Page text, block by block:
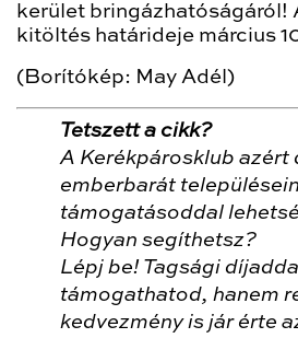
kerület bringázhatóságáról!
kitöltés határideje március
(Borítókép: May Adél)
Tetszett a cikk?
A Kerékpárosklub
emberbarát
támogatásoddal
Hogyan segíthetsz?
Lépj be! Tagsági
támogathatod, hanem
kedvezmény is jár érte